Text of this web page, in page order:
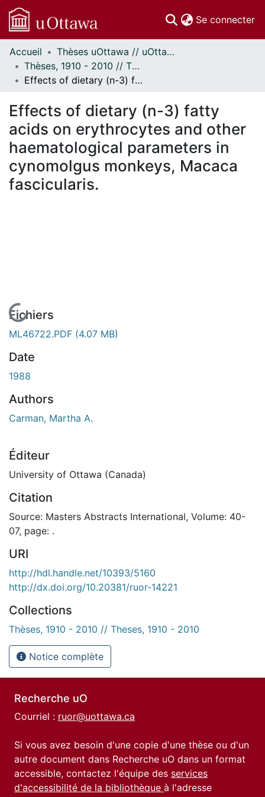
Se connecter
Communautés
et collections
Parcourir
À propos
Accueil
Thèses uOttawa // uOttawa Theses
Thèses, 1910 - 2010 // Theses, 1910 - 2010
Effects of dietary (n-3) fatty acids on erythrocytes and other haematological parameters in cynomolgus monkeys, Macaca fascicularis.
Effects of dietary (n-3) fatty
acids on erythrocytes and other
haematological parameters in
cynomolgus monkeys, Macaca
fascicularis.
En cours de chargement...
Fichiers
ML46722.PDF (4.07 MB)
Date
1988
Authors
Carman, Martha A.
Éditeur
University of Ottawa (Canada)
Citation
Source: Masters Abstracts International, Volume: 40-
07, page: .
URI
http://hdl.handle.net/10393/5160
http://dx.doi.org/10.20381/ruor-14221
Collections
Thèses, 1910 - 2010 // Theses, 1910 - 2010
Notice complète
Recherche uO
Courriel : ruor@uottawa.ca
Si vous avez besoin d'une copie d'une thèse ou d'un
autre document dans Recherche uO dans un format
accessible, contactez l'équipe des services
d'accessibilité de la bibliothèque à l'adresse